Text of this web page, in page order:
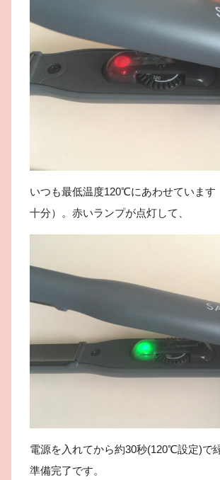
いつも最低温度120℃にあわせています
十分）。赤いランプが点灯して、
電源を入れてから約30秒(120℃設定)で
準備完了です。